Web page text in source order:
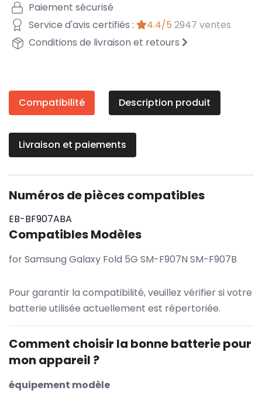
Paiement sécurisé
Service d'avis certifiés :
4.4/5 2947 ventes
Conditions de livraison et retours
Compatibilité Description produit
Livraison et paiements
Numéros de pièces compatibles
EB-BF907ABA
Compatibles Modèles
for Samsung Galaxy Fold 5G SM-F907N SM-F907B
Pour garantir la compatibilité, veuillez vérifier si votre
batterie utilisée actuellement est répertoriée.
Comment choisir la bonne batterie pour
mon appareil ?
équipement modèle